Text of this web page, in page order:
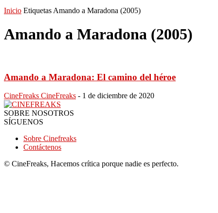
Inicio Etiquetas Amando a Maradona (2005)
Amando a Maradona (2005)
Amando a Maradona: El camino del héroe
CineFreaks CineFreaks - 1 de diciembre de 2020
SOBRE NOSOTROS
SÍGUENOS
Sobre Cinefreaks
Contáctenos
© CineFreaks, Hacemos crítica porque nadie es perfecto.